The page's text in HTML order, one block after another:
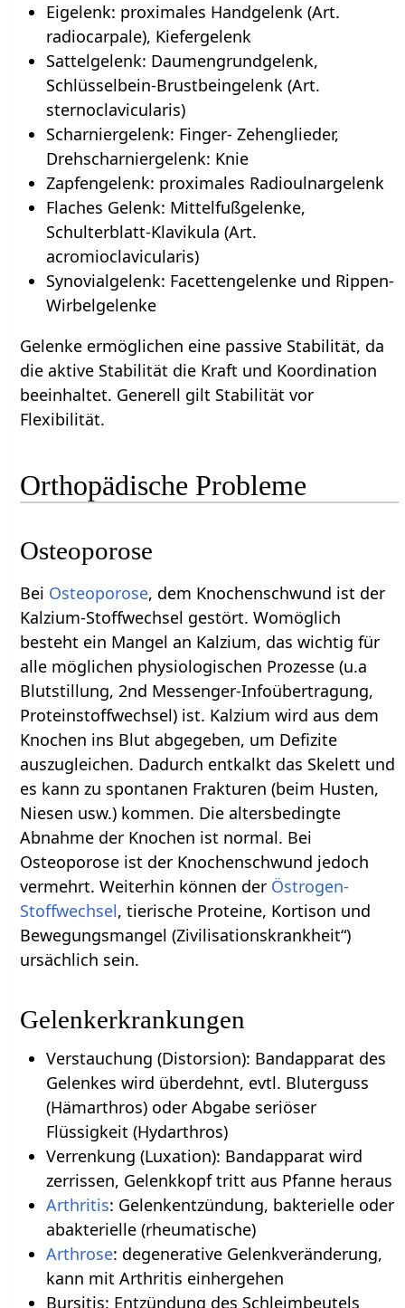
Eigelenk: proximales Handgelenk (Art.
radiocarpale), Kiefergelenk
Sattelgelenk: Daumengrundgelenk,
Schlüsselbein-Brustbeingelenk (Art.
sternoclavicularis)
Scharniergelenk: Finger- Zehenglieder,
Drehscharniergelenk: Knie
Zapfengelenk: proximales Radioulnargelenk
Flaches Gelenk: Mittelfußgelenke,
Schulterblatt-Klavikula (Art.
acromioclavicularis)
Synovialgelenk: Facettengelenke und Rippen-
Wirbelgelenke
Gelenke ermöglichen eine passive Stabilität, da
die aktive Stabilität die Kraft und Koordination
beeinhaltet. Generell gilt Stabilität vor
Flexibilität.
Orthopädische Probleme
Osteoporose
Bei Osteoporose, dem Knochenschwund ist der
Kalzium-Stoffwechsel gestört. Womöglich
besteht ein Mangel an Kalzium, das wichtig für
alle möglichen physiologischen Prozesse (u.a
Blutstillung, 2nd Messenger-Infoübertragung,
Proteinstoffwechsel) ist. Kalzium wird aus dem
Knochen ins Blut abgegeben, um Defizite
auszugleichen. Dadurch entkalkt das Skelett und
es kann zu spontanen Frakturen (beim Husten,
Niesen usw.) kommen. Die altersbedingte
Abnahme der Knochen ist normal. Bei
Osteoporose ist der Knochenschwund jedoch
vermehrt. Weiterhin können der Östrogen-
Stoffwechsel, tierische Proteine, Kortison und
Bewegungsmangel (Zivilisationskrankheit“)
ursächlich sein.
Gelenkerkrankungen
Verstauchung (Distorsion): Bandapparat des
Gelenkes wird überdehnt, evtl. Bluterguss
(Hämarthros) oder Abgabe seriöser
Flüssigkeit (Hydarthros)
Verrenkung (Luxation): Bandapparat wird
zerrissen, Gelenkkopf tritt aus Pfanne heraus
Arthritis: Gelenkentzündung, bakterielle oder
abakterielle (rheumatische)
Arthrose: degenerative Gelenkveränderung,
kann mit Arthritis einhergehen
Bursitis: Entzündung des Schleimbeutels